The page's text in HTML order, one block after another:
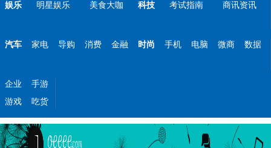
娱乐 明星娱乐 美食大咖 科技 考试指南 商讯资讯
汽车 家电 导购 消费 金融 时尚 手机 电脑 微商 数据
企业
手游
游戏
吃货